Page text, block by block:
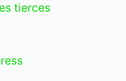
tierces